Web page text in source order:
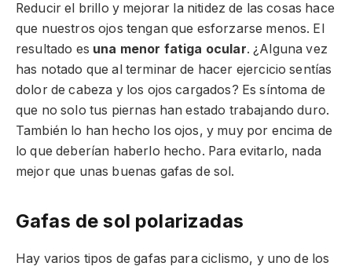
Reducir el brillo y mejorar la nitidez de las cosas hace
que nuestros ojos tengan que esforzarse menos. El
resultado es una menor fatiga ocular. ¿Alguna vez
has notado que al terminar de hacer ejercicio sentías
dolor de cabeza y los ojos cargados? Es síntoma de
que no solo tus piernas han estado trabajando duro.
También lo han hecho los ojos, y muy por encima de
lo que deberían haberlo hecho. Para evitarlo, nada
mejor que unas buenas gafas de sol.
Gafas de sol polarizadas
Hay varios tipos de gafas para ciclismo, y uno de los